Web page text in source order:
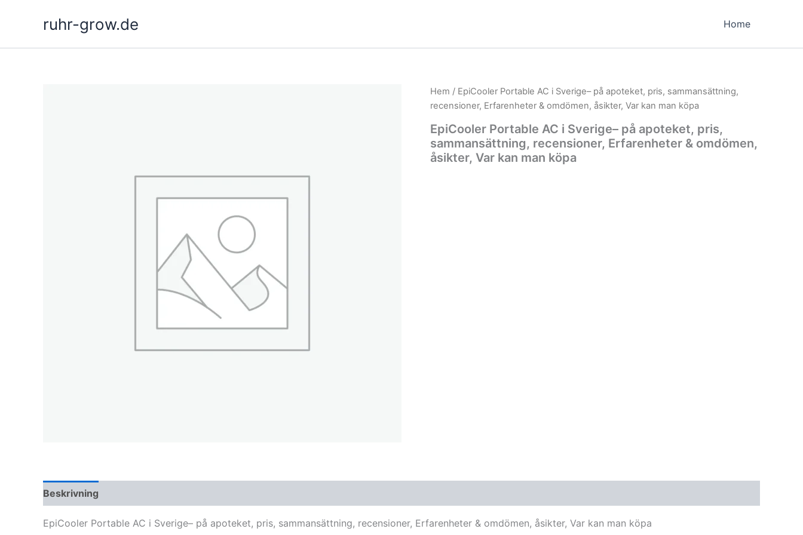
ruhr-grow.de Home
Hem / EpiCooler Portable AC i Sverige– på apoteket, pris, sammansättning,
recensioner, Erfarenheter & omdömen, åsikter, Var kan man köpa
EpiCooler Portable AC i Sverige– på apoteket, pris,
sammansättning, recensioner, Erfarenheter & omdömen,
åsikter, Var kan man köpa
Beskrivning
EpiCooler Portable AC i Sverige– på apoteket, pris, sammansättning, recensioner, Erfarenheter & omdömen, åsikter, Var kan man köpa